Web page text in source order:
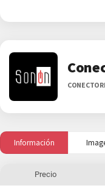
Información
Precio